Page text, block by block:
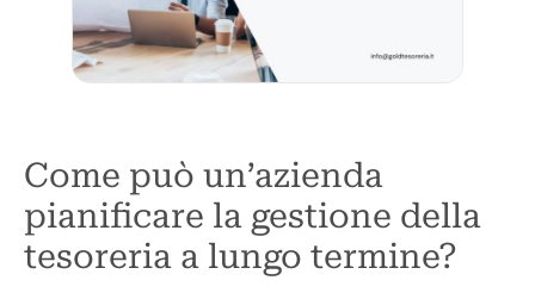
Come può un’azienda
pianificare la gestione della
tesoreria a lungo termine?